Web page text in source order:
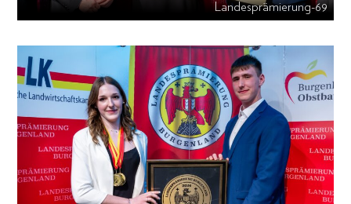
Landesprämierung-69